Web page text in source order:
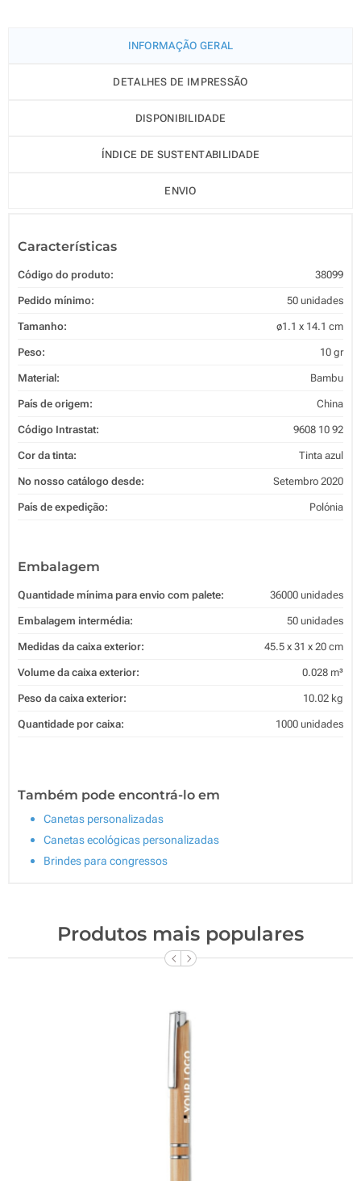
INFORMAÇÃO GERAL
DETALHES DE IMPRESSÃO
DISPONIBILIDADE
ÍNDICE DE SUSTENTABILIDADE
ENVIO
Características
Código do produto: 38099
Pedido mínimo: 50 unidades
Tamanho: ø1.1 x 14.1 cm
Peso: 10 gr
Material: Bambu
País de origem: China
Código Intrastat: 9608 10 92
Cor da tinta: Tinta azul
No nosso catálogo desde: Setembro 2020
País de expedição: Polónia
Embalagem
Quantidade mínima para envio com palete: 36000 unidades
Embalagem intermédia: 50 unidades
Medidas da caixa exterior: 45.5 x 31 x 20 cm
Volume da caixa exterior: 0.028 m³
Peso da caixa exterior: 10.02 kg
Quantidade por caixa: 1000 unidades
Também pode encontrá-lo em
Canetas personalizadas
Canetas ecológicas personalizadas
Brindes para congressos
Produtos mais populares